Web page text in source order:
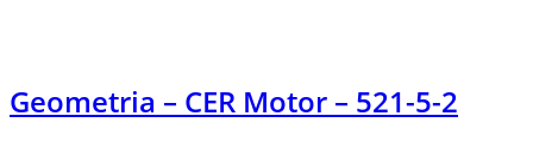
Geometria – CER Motor – 521-5-2